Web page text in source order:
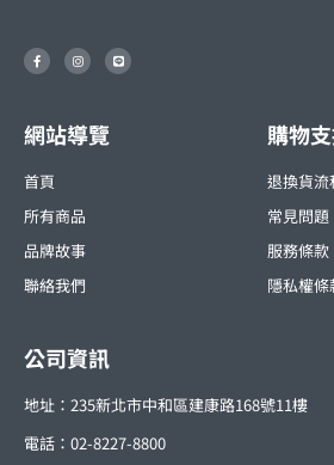
F
a
c
k
-
I
n
s
r
a
m
L
i
n
網站導覽
首頁
所有商品
品牌故事
聯絡我們
購物
退換貨流
常見問題
服務條款
隱私權條
公司資訊
地址：235新北市中和區建康路168號11樓
電話：02-8227-8800